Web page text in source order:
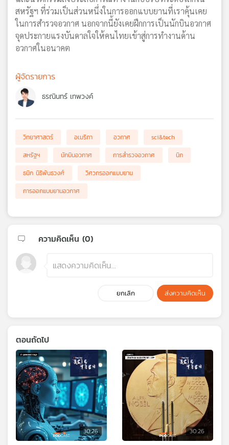
สหรัฐฯ ที่ร่วมเป็นส่วนหนึ่งในการออกแบบยานที่เราคุ้นเคย
ในการสำรวจอวกาศ นอกจากนี้ยังเคยฝึกการเป็นนักบินอวกาศ
จุดประกายแรงบันดาลใจให้คนไทยเข้าสู่การทำงานด้าน
อวกาศในอนาคต
ผู้จัดรายการ
ธรณินทร์ เทพวงค์
วิทยาศาสตร์ อเมริกา อวกาศ
sci&tech
สหรัฐฯ
นักบินอวกาศ การสำรวจอวกาศ
นิก
ธนิก นิธิพันธวงศ์
วิศวกรออกแบบยาน
การออกแบบยานอวกาศ
ความคิดเห็น (0)
ยกเลิก ส่งความคิดเห็น
ตอนถัดไป
30:26 30:26